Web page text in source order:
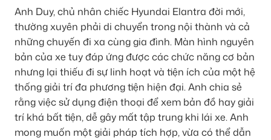
Anh Duy, chủ nhân chiếc Hyundai Elantra đời mới,
thường xuyên phải di chuyển trong nội thành và cả
những chuyến đi xa cùng gia đình. Màn hình nguyên
bản của xe tuy đáp ứng được các chức năng cơ bản
nhưng lại thiếu đi sự linh hoạt và tiện ích của một hệ
thống giải trí đa phương tiện hiện đại. Anh chia sẻ
rằng việc sử dụng điện thoại để xem bản đồ hay giải
trí khá bất tiện, dễ gây mất tập trung khi lái xe. Anh
mong muốn một giải pháp tích hợp, vừa có thể dẫn